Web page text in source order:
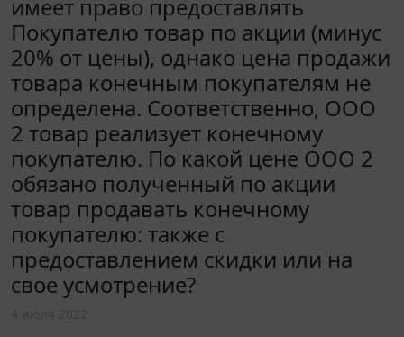
имеет право предоставлять
Покупателю товар по акции (минус
20% от цены), однако цена продажи
товара конечным покупателям не
определена. Соответственно, ООО
2 товар реализует конечному
покупателю. По какой цене ООО 2
обязано полученный по акции
товар продавать конечному
покупателю: также с
предоставлением скидки или на
свое усмотрение?